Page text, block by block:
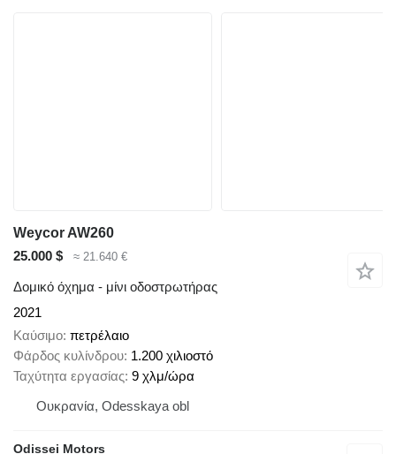
Weycor AW260
25.000 $
≈ 21.640 €
Δομικό όχημα - μίνι οδοστρωτήρας
2021
Καύσιμο πετρέλαιο
Φάρδος κυλίνδρου 1.200 χιλιοστό
Ταχύτητα εργασίας 9 χλμ/ώρα
Ουκρανία, Odesskaya obl
Odissei Motors